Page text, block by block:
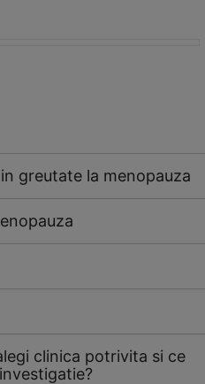
greutate la menopauza
clinica potrivita si ce